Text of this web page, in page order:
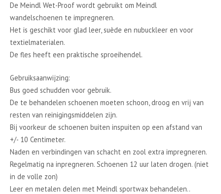
De Meindl Wet-Proof wordt gebruikt om Meindl
wandelschoenen te impregneren.
Het is geschikt voor glad leer, suède en nubuckleer en voor
textielmaterialen.
De fles heeft een praktische sproeihendel.
Gebruiksaanwijzing:
Bus goed schudden voor gebruik.
De te behandelen schoenen moeten schoon, droog en vrij van
resten van reinigingsmiddelen zijn.
Bij voorkeur de schoenen buiten inspuiten op een afstand van
+/- 10 Centimeter.
Naden en verbindingen van schacht en zool extra impregneren.
Regelmatig na inpregneren. Schoenen 12 uur laten drogen. (niet
in de volle zon)
Leer en metalen delen met Meindl sportwax behandelen..